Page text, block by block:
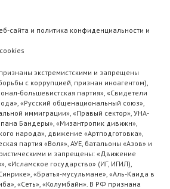
сайта и политика конфиденциальности и
экстремистскими и запрещены
с коррупцией, признан иноагентом),
большевистская партия», «Свидетели
«Русский общенациональный союз»,
иммиграции», «Правый сектор», УНА-
Бандеры», «Мизантропик дивижн»,
народа», движение «Артподготовка»,
партия «Воля», АУЕ, батальоны «Азов» и
и запрещены: «Движение
«Исламское государство» (ИГ, ИГИЛ),
«Братья-мусульмане», «Аль-Каида в
«Сеть», «Колумбайн». В РФ признана